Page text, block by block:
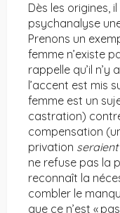
Dès les origines,
psychanalyse
Prenons un
femme n’existe
rappelle qu’il n’y
l’accent est mis
femme est un
castration)
compensation
privation seraient
ne refuse pas la
reconnaît la
combler le
que ce n’est «